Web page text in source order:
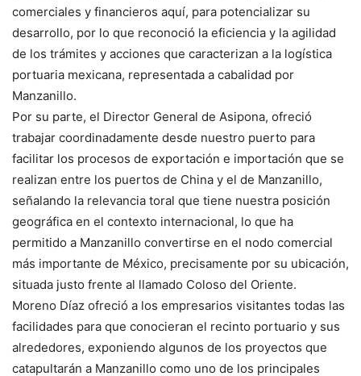
comerciales y financieros aquí, para potencializar su
desarrollo, por lo que reconoció la eficiencia y la agilidad
de los trámites y acciones que caracterizan a la logística
portuaria mexicana, representada a cabalidad por
Manzanillo.
Por su parte, el Director General de Asipona, ofreció
trabajar coordinadamente desde nuestro puerto para
facilitar los procesos de exportación e importación que se
realizan entre los puertos de China y el de Manzanillo,
señalando la relevancia toral que tiene nuestra posición
geográfica en el contexto internacional, lo que ha
permitido a Manzanillo convertirse en el nodo comercial
más importante de México, precisamente por su ubicación,
situada justo frente al llamado Coloso del Oriente.
Moreno Díaz ofreció a los empresarios visitantes todas las
facilidades para que conocieran el recinto portuario y sus
alrededores, exponiendo algunos de los proyectos que
catapultarán a Manzanillo como uno de los principales